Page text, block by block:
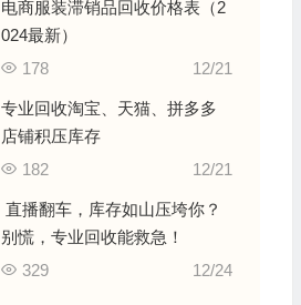
电商服装滞销品回收价格表（2
024最新）
12/21
178
专业回收淘宝、天猫、拼多多
店铺积压库存
12/21
182
直播翻车，库存如山压垮你？
别慌，专业回收能救急！
12/24
329